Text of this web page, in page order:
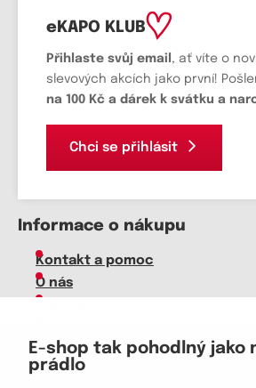
E-shop tak pohodlný jako
prádlo
eKAPO KLUB
Přihlaste svůj email , ať víte o
slevových akcích jako první!
na 100 Kč a dárek k svátku a
Chci se přihlásit
Informace o nákupu
Kontakt a pomoc
O nás
Velkoobchod
Vrácení zboží, reklamace